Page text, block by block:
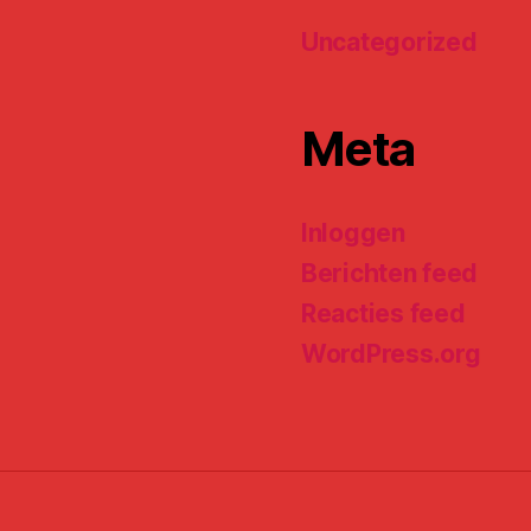
Uncategorized
Meta
Inloggen
Berichten feed
Reacties feed
WordPress.org